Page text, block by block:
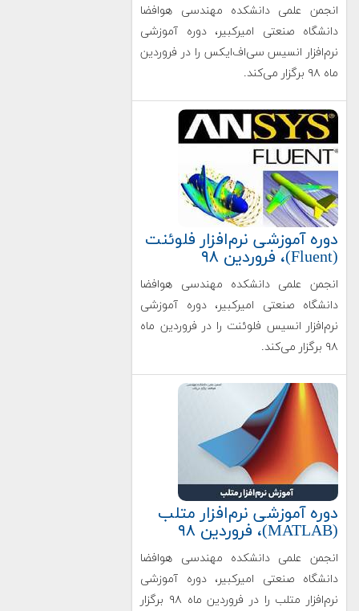
انجمن علمی دانشکده مهندسی هوافضا
دانشگاه صنعتی امیرکبیر، دوره آموزشی
نرم‌افزار انسیس سی‌اف‌ایکس را در فروردین
‌ماه ۹۸ برگزار می‌کند.
دوره آموزشی نرم‌افزار فلوئنت
(Fluent)، فروردین ۹۸
انجمن علمی دانشکده مهندسی هوافضا
دانشگاه صنعتی امیرکبیر، دوره آموزشی
نرم‌افزار انسیس فلوئنت را در فروردین ‌ماه
۹۸ برگزار می‌کند.
دوره آموزشی نرم‌افزار متلب
(MATLAB)، فروردین ۹۸
انجمن علمی دانشکده مهندسی هوافضا
دانشگاه صنعتی امیرکبیر، دوره آموزشی
نرم‌افزار متلب را در فروردین ‌ماه ۹۸ برگزار